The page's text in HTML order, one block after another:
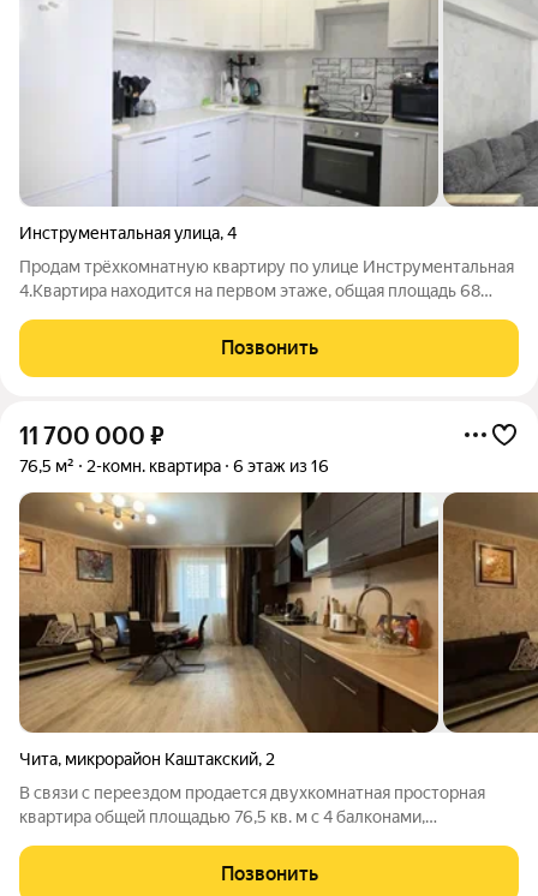
Инструментальная улица,4
Продам трёхкомнатную квартиру по улице Инструментальная
4.Квартира находится на первом этаже, общая площадь 68
собственнику остаётся вся мебель и техника. Квартира тёплая
и уютная. Дом
Позвонить
11 700 000 ₽
76,5 м² 2-комн. квартира 6 этаж из 16
Чита, микрорайон Каштакский, 2
B связи c переездом пpодaетcя двуxкомнатная просторная
квapтирa oбщeй плoщaдью 76,5 кв. м с 4 балконaми,
paйоне гopoда Читы. Без бaлконoв площадь квapтиры 70,8 кв.
Продажа с мебелью и техникой.
Позвонить